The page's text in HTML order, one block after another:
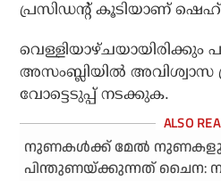
പ്രസിഡന്റ് കൂടിയാണ്
അസംബ്ലിയില്‍ അവിശ്വാസ
വോട്ടെടുപ്പ് നടക്കുക.
നുണകള്‍ക്ക് മേല്‍
പിന്തുണയ്ക്കുന്നത് ചൈന: